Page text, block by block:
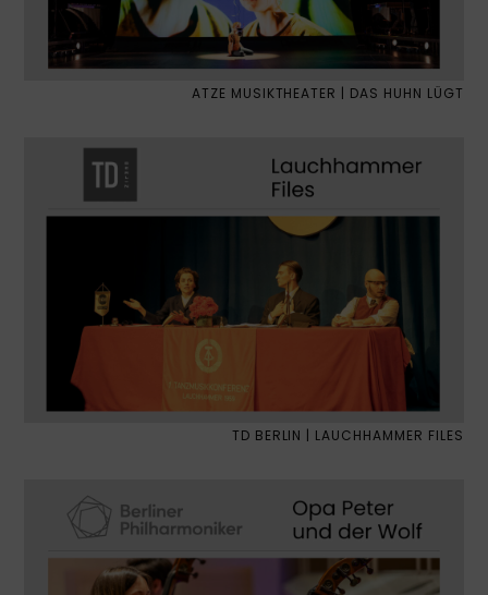
ATZE MUSIKTHEATER | DAS HUHN LÜGT
TD BERLIN | LAUCHHAMMER FILES